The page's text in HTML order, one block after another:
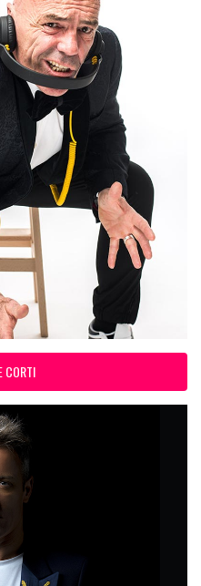
CORTI